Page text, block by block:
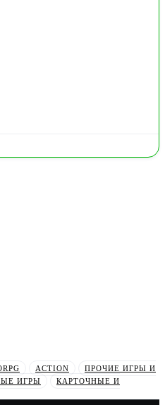
ACTION
ПРОЧИЕ ИГРЫ И
ИГРЫ
КАРТОЧНЫЕ И